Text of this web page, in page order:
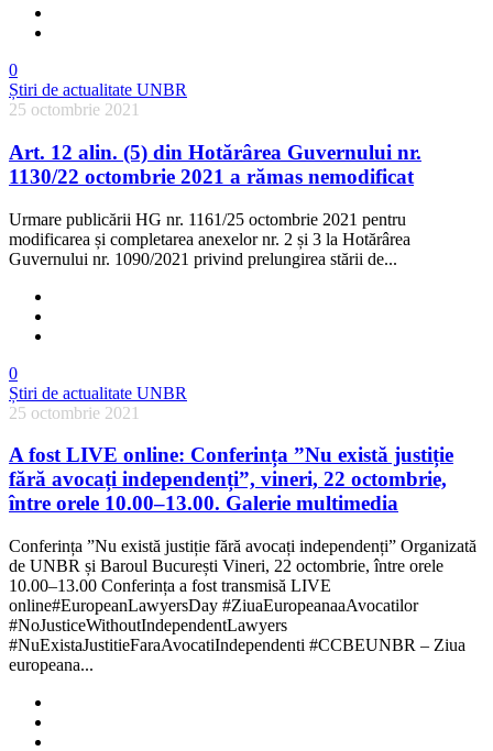
0
Știri de actualitate UNBR
25 octombrie 2021
Art. 12 alin. (5) din Hotărârea Guvernului nr.
1130/22 octombrie 2021 a rămas nemodificat
Urmare publicării HG nr. 1161/25 octombrie 2021 pentru
modificarea și completarea anexelor nr. 2 și 3 la Hotărârea
Guvernului nr. 1090/2021 privind prelungirea stării de...
0
Știri de actualitate UNBR
25 octombrie 2021
A fost LIVE online: Conferința ”Nu există justiție
fără avocați independenți”, vineri, 22 octombrie,
între orele 10.00–13.00. Galerie multimedia
Conferința ”Nu există justiție fără avocați independenți” Organizată
de UNBR și Baroul București Vineri, 22 octombrie, între orele
10.00–13.00 Conferința a fost transmisă LIVE
online#EuropeanLawyersDay #ZiuaEuropeanaaAvocatilor
#NoJusticeWithoutIndependentLawyers
#NuExistaJustitieFaraAvocatiIndependenti #CCBEUNBR – Ziua
europeana...